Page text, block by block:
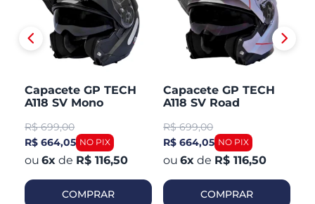
Capacete GP TECH
A118 SV Mono
Fosco
R$ 699,00
R$ 664,05
6x de R$ 116,50
COMPRAR
Capacete GP TECH
A118 SV Road
R$ 699,00
R$ 664,05
6x de R$ 116,50
COMPRAR